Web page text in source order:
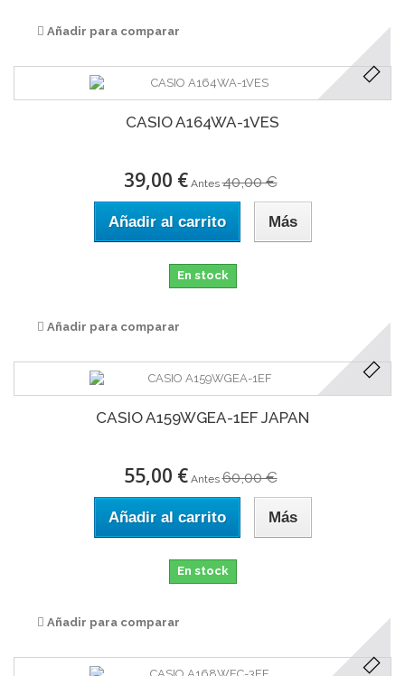
Añadir para comparar
CASIO A164WA-1VES
39,00 € Antes 40,00 €
Añadir al carrito Más
En stock
Añadir para comparar
CASIO A159WGEA-1EF JAPAN
55,00 € Antes 60,00 €
Añadir al carrito Más
En stock
Añadir para comparar